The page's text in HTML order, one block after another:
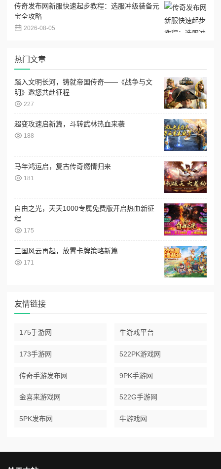
传奇发布网新服快速起步教程：选服冲级装备元
宝全攻略
2026-08-05
热门文章
踏入文明长河，铸就帝国传奇——《战争与文
明》邀您共赴征程
227
超变攻速启新篇，斗转武林热血来袭
188
马年鸿运启，复古传奇燃情归来
181
自由之光，天天1000专属免费版开启热血新征
程
175
三国风云再起，放置卡牌策略新篇
171
友情链接
175手游网 牛游戏平台
173手游网 522PK游戏网
传奇手游发布网 9PK手游网
金喜来游戏网 522G手游网
5PK发布网 牛游戏网